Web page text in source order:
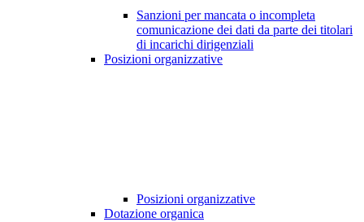
Sanzioni per mancata o incompleta
comunicazione dei dati da parte dei titolari
di incarichi dirigenziali
Posizioni organizzative
Posizioni organizzative
Dotazione organica